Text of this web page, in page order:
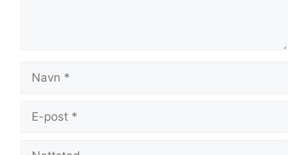
Navn
Nettsted